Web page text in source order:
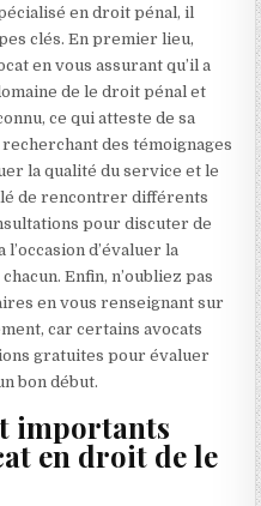
en droit pénal, il
clés. En premier lieu,
en vous assurant qu’il a
de le droit pénal et
ce qui atteste de sa
des témoignages
la qualité du service et le
de rencontrer différents
pour discuter de
d’évaluer la
Enfin, n’oubliez pas
en vous renseignant sur
car certains avocats
gratuites pour évaluer
bon début.
importants
en droit de le